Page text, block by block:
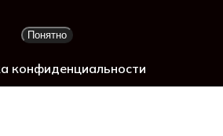
корзиныПонятно
конфиденциальности